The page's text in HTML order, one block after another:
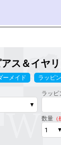
ス＆イヤ
ーメイド ラッピ
ラッピ
数量（